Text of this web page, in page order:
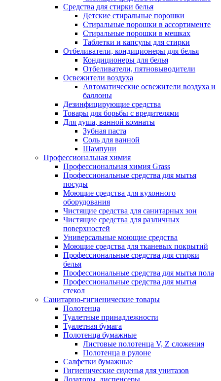
Средства для стирки белья
Детские стиральные порошки
Стиральные порошки в ассортименте
Стиральные порошки в мешках
Таблетки и капсулы для стирки
Отбеливатели, кондиционеры для белья
Кондиционеры для белья
Отбеливатели, пятновыводители
Освежители воздуха
Автоматические освежители воздуха и
баллоны
Дезинфицирующие средства
Товары для борьбы с вредителями
Для душа, ванной комнаты
Зубная паста
Соль для ванной
Шампуни
Профессиональная химия
Профессиональная химия Grass
Профессиональные средства для мытья
посуды
Моющие средства для кухонного
оборудования
Чистящие средства для санитарных зон
Чистящие средства для различных
поверхностей
Универсальные моющие средства
Моющие средства для тканевых покрытий
Профессиональные средства для стирки
белья
Профессиональные средства для мытья пола
Профессиональные средства для мытья
стекол
Санитарно-гигиенические товары
Полотенца
Туалетные принадлежности
Туалетная бумага
Полотенца бумажные
Листовые полотенца V, Z сложения
Полотенца в рулоне
Салфетки бумажные
Гигиенические сиденья для унитазов
Дозаторы, диспенсеры